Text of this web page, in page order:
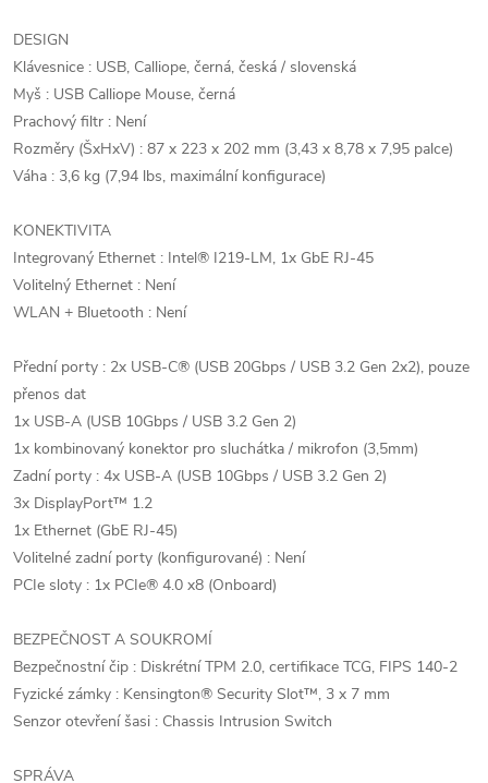
DESIGN
Klávesnice : USB, Calliope, černá, česká / slovenská
Myš : USB Calliope Mouse, černá
Prachový filtr : Není
Rozměry (ŠxHxV) : 87 x 223 x 202 mm (3,43 x 8,78 x 7,95 palce)
Váha : 3,6 kg (7,94 lbs, maximální konfigurace)
KONEKTIVITA
Integrovaný Ethernet : Intel® I219-LM, 1x GbE RJ-45
Volitelný Ethernet : Není
WLAN + Bluetooth : Není
Přední porty : 2x USB-C® (USB 20Gbps / USB 3.2 Gen 2x2), pouze
přenos dat
1x USB-A (USB 10Gbps / USB 3.2 Gen 2)
1x kombinovaný konektor pro sluchátka / mikrofon (3,5mm)
Zadní porty : 4x USB-A (USB 10Gbps / USB 3.2 Gen 2)
3x DisplayPort™ 1.2
1x Ethernet (GbE RJ-45)
Volitelné zadní porty (konfigurované) : Není
PCIe sloty : 1x PCIe® 4.0 x8 (Onboard)
BEZPEČNOST A SOUKROMÍ
Bezpečnostní čip : Diskrétní TPM 2.0, certifikace TCG, FIPS 140-2
Fyzické zámky : Kensington® Security Slot™, 3 x 7 mm
Senzor otevření šasi : Chassis Intrusion Switch
SPRÁVA